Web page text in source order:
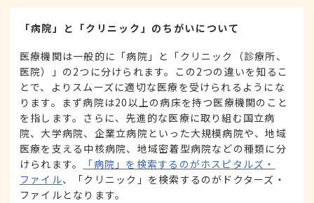
「病院」と「クリニック」のちがいについて
医療機関は一般的に「病院」と「クリニック（診療所、
医院）」の2つに分けられます。この2つの違いを知るこ
とで、よりスムーズに適切な医療を受けられるようにな
ります。まず病院は20以上の病床を持つ医療機関のこと
を指します。さらに、先進的な医療に取り組む国立病
院、大学病院、企業立病院といった大規模病院や、地域
医療を支える中核病院、地域密着型病院などの種類に分
けられます。
「病院」を検索するのがホスピタルズ・
ファイル、「クリニック」を検索するのがドクターズ・
ファイルとなります。